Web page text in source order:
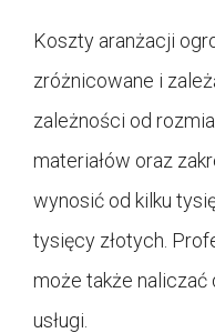
Koszty aranżacji
zróżnicowane i
zależności od
materiałów oraz
wynosić od kilku
tysięcy złotych.
może także naliczać
usługi.